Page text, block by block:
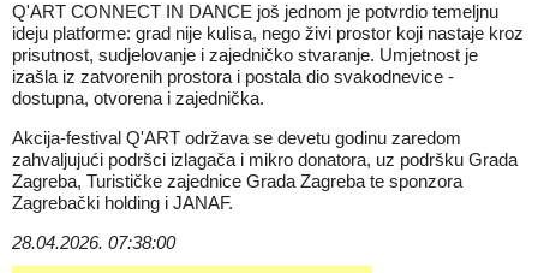
Q'ART CONNECT IN DANCE još jednom je potvrdio temeljnu
ideju platforme: grad nije kulisa, nego živi prostor koji nastaje kroz
prisutnost, sudjelovanje i zajedničko stvaranje. Umjetnost je
izašla iz zatvorenih prostora i postala dio svakodnevice -
dostupna, otvorena i zajednička.
Akcija-festival Q'ART održava se devetu godinu zaredom
zahvaljujući podršci izlagača i mikro donatora, uz podršku Grada
Zagreba, Turističke zajednice Grada Zagreba te sponzora
Zagrebački holding i JANAF.
28.04.2026. 07:38:00